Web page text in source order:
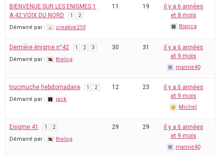
BIENVENUE SUR LES ENIGMES 1
A 42 VOIX DU NORD
1 2
Démarré par : creative210
11 19
il y a 6 années
et 8 mois
Bianca
Dernière énigme n°42 1 2 3
Démarré par : thelog
30 31
il y a 6 années
et 9 mois
mamie40
trucmuche hebdomadaire 1 2
Démarré par : jack
12 23
il y a 6 années
et 9 mois
Michel
Enigme 41 1 2
Démarré par : thelog
29 29
il y a 6 années
et 9 mois
mamie40